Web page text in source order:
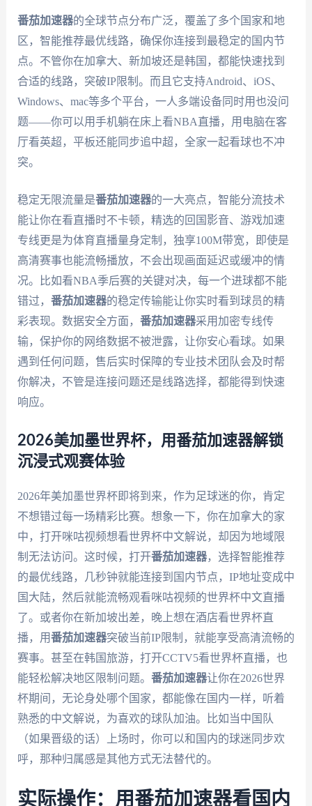
番茄加速器的全球节点分布广泛，覆盖了多个国家和地
区，智能推荐最优线路，确保你连接到最稳定的国内节
点。不管你在加拿大、新加坡还是韩国，都能快速找到
合适的线路，突破IP限制。而且它支持Android、iOS、
Windows、mac等多个平台，一人多端设备同时用也没问
题——你可以用手机躺在床上看NBA直播，用电脑在客
厅看英超，平板还能同步追中超，全家一起看球也不冲
突。
稳定无限流量是番茄加速器的一大亮点，智能分流技术
能让你在看直播时不卡顿，精选的回国影音、游戏加速
专线更是为体育直播量身定制，独享100M带宽，即使是
高清赛事也能流畅播放，不会出现画面延迟或缓冲的情
况。比如看NBA季后赛的关键对决，每一个进球都不能
错过， 番茄加速器的稳定传输能让你实时看到球员的精
彩表现。数据安全方面， 番茄加速器采用加密专线传
输，保护你的网络数据不被泄露，让你安心看球。如果
遇到任何问题，售后实时保障的专业技术团队会及时帮
你解决，不管是连接问题还是线路选择，都能得到快速
响应。
2026美加墨世界杯，用番茄加速器解锁
沉浸式观赛体验
2026年美加墨世界杯即将到来，作为足球迷的你，肯定
不想错过每一场精彩比赛。想象一下，你在加拿大的家
中，打开咪咕视频想看世界杯中文解说，却因为地域限
制无法访问。这时候，打开番茄加速器，选择智能推荐
的最优线路，几秒钟就能连接到国内节点，IP地址变成中
国大陆，然后就能流畅观看咪咕视频的世界杯中文直播
了。或者你在新加坡出差，晚上想在酒店看世界杯直
播，用番茄加速器突破当前IP限制，就能享受高清流畅的
赛事。甚至在韩国旅游，打开CCTV5看世界杯直播，也
能轻松解决地区限制问题。 番茄加速器让你在2026世界
杯期间，无论身处哪个国家，都能像在国内一样，听着
熟悉的中文解说，为喜欢的球队加油。比如当中国队
（如果晋级的话）上场时，你可以和国内的球迷同步欢
呼，那种归属感是其他方式无法替代的。
实际操作：用番茄加速器看国内